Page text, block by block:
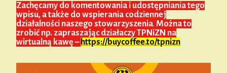
Zachęcamy do komentowania i udostępniania tego
wpisu, a także do wspierania codziennej
działalności naszego stowarzyszenia. Można to
zrobić np. zapraszając działaczy TPNiZN na
wirtualną kawę – https://buycoffee.to/tpnizn